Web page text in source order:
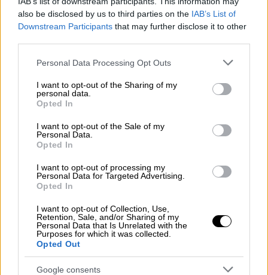
also be disclosed by us to third parties on the IAB’s List of
Downstream Participants that may further disclose it to other
Please note that this website/app uses one or more Google
not limited to your visit or usage behaviour. You may click to
grant or deny consent to Google and its third-party tags to
use your data for below specified purposes in below Google
consent section.
Personal Data Processing Opt Outs
I want to opt-out of the Sharing of my
personal data.
Opted In
I want to opt-out of the Sale of my
Personal Data.
Opted In
I want to opt-out of processing my
Personal Data for Targeted Advertising.
Opted In
I want to opt-out of Collection, Use,
Retention, Sale, and/or Sharing of my
Personal Data that Is Unrelated with the
Purposes for which it was collected.
Opted Out
Google consents
ΔΙΑΒΑΣΤΕ ΕΠΙΣΗΣ
Κόσμος|20.04.2026 06:40
Ναυάγιο στις διαπραγματεύσεις μετά
πλοίο: Δεν συνεχίζουμε λέει το Ιράν -
Απειλές από τον Τραμπ
Αλλεπάλληλες προκλήσεις
Οι εκτοξεύσεις αυτές, που επέβλεψε ο
ηγέτης τηςΒόρειας Κορέας
όπως διευκρίνισε το KCNA, ακολούθησαν
αρκετές ακόμη δοκιμές τις τελευταίες
εβδομάδες--πυραύλων κρουζ, βαλλιστικών
πυραύλων και όπλων διασποράς.